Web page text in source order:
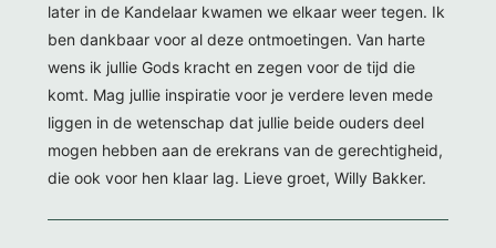
later in de Kandelaar kwamen we elkaar weer tegen. Ik
ben dankbaar voor al deze ontmoetingen. Van harte
wens ik jullie Gods kracht en zegen voor de tijd die
komt. Mag jullie inspiratie voor je verdere leven mede
liggen in de wetenschap dat jullie beide ouders deel
mogen hebben aan de erekrans van de gerechtigheid,
die ook voor hen klaar lag. Lieve groet, Willy Bakker.